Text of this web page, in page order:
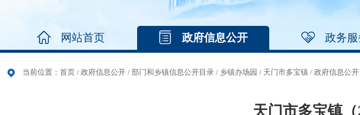
网站首页 政府信息公开 政务服
当前位置： 首页 / 政府信息公开 / 部门和乡镇信息公开目录 / 乡镇办场园 / 天门市多宝镇 / 政府信息公开
天门市多宝镇（